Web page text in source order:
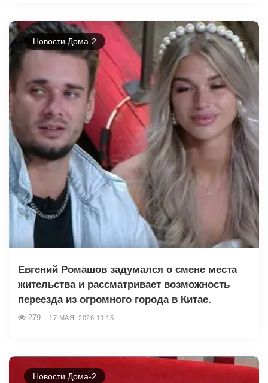
Новости Дома-2
Евгений Ромашов задумался о смене места
жительства и рассматривает возможность
переезда из огромного города в Китае.
279 17 МАЯ, 2026 19:15
Новости Дома-2